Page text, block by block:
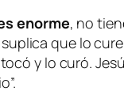
enorme, no
que lo
y lo curó.
”.